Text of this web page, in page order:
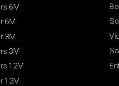
6M
6M
3M
3M
12M
12M